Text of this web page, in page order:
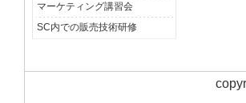
マーケティング講習会
SC内での販売技術研修